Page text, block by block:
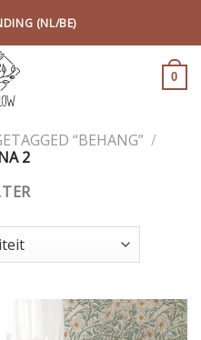
(NL/BE)
0
“BEHANG” /
2